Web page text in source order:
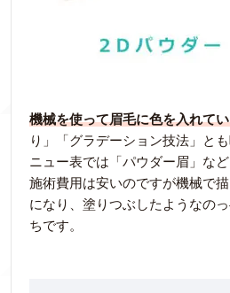
機械を使って眉毛に色を入れて
り」「グラデーション技法」と
ニュー表では「パウダー眉」な
施術費用は安いのですが機械で
になり、塗りつぶしたようなの
ちです。